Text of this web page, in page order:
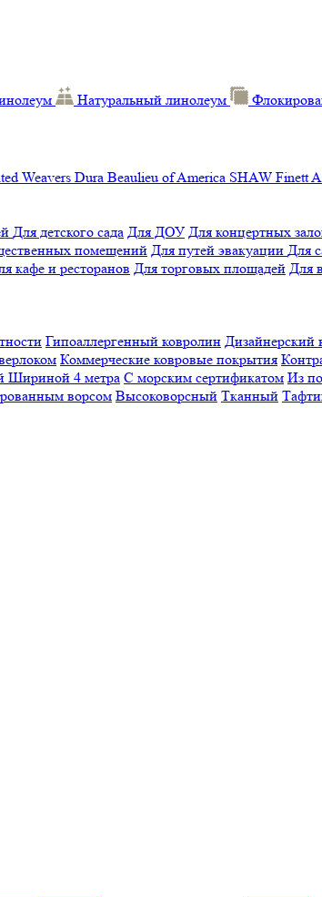
Натуральный линолеум
Weavers Dura Beaulieu of America SHAW Finett
Для детского сада Для ДОУ Для концертных
помещений Для путей эвакуации Для
кафе и ресторанов Для торговых площадей Для
Гипоаллергенный ковролин Дизайнерский
Коммерческие ковровые покрытия
Шириной 4 метра С морским сертификатом Из
ворсом Высоковорсный Тканный